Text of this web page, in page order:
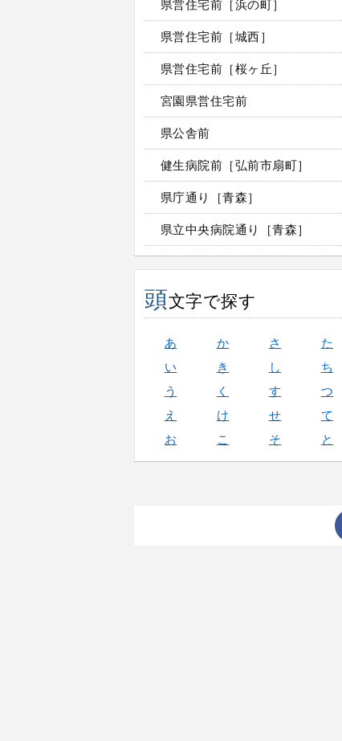
県営住宅前［浜の町］
県営住宅前［城西］
県営住宅前［桜ヶ丘］
宮園県営住宅前
県公舎前
健生病院前［弘前市扇町］
県庁通り［青森］
県立中央病院通り［青森］
頭文字で探す
あ か さ た
い
き し ち
う
く す つ
え
け せ て
お
こ そ と